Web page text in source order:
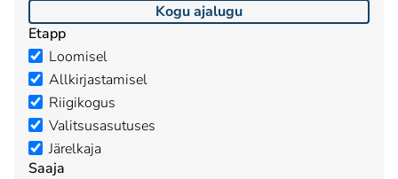
Kogu ajalugu
Etapp
Loomisel
Allkirjastamisel
Riigikogus
Valitsusasutuses
Järelkaja
Saaja